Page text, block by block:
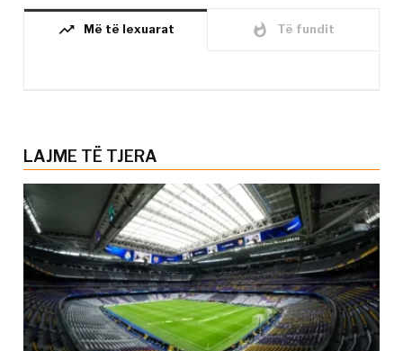
trending_up Më të lexuarat whatshot Të fundit
LAJME TË TJERA